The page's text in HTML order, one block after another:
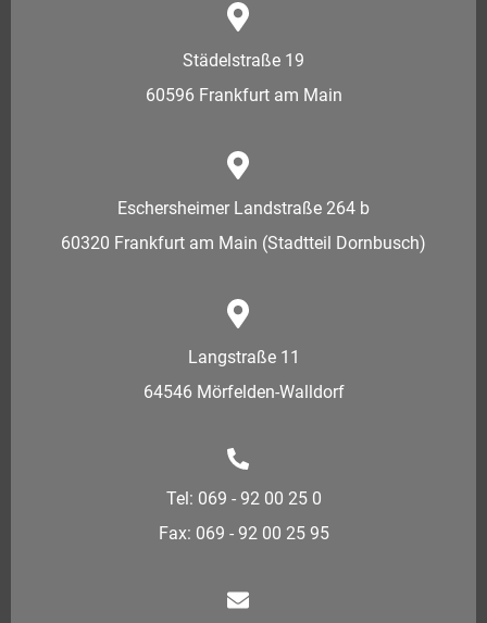
Städelstraße 19
60596 Frankfurt am Main
Eschersheimer Landstraße 264 b
60320 Frankfurt am Main (Stadtteil Dornbusch)
Langstraße 11
64546 Mörfelden-Walldorf
Tel: 069 - 92 00 25 0
Fax: 069 - 92 00 25 95